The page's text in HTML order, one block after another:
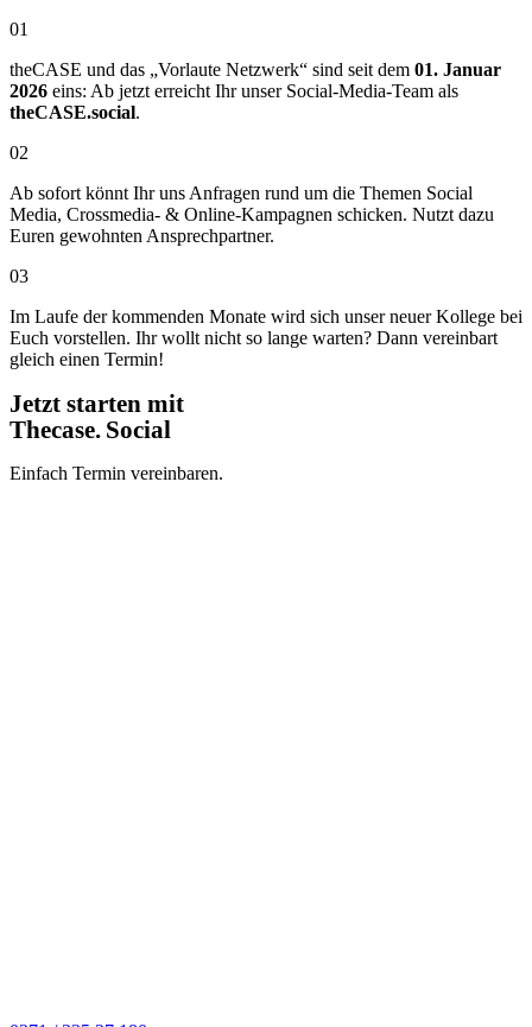
01
theCASE und das „Vorlaute Netzwerk“ sind seit dem 01. Januar
2026 eins: Ab jetzt erreicht Ihr unser Social-Media-Team als
theCASE.social.
02
Ab sofort könnt Ihr uns Anfragen rund um die Themen Social
Media, Crossmedia- & Online-Kampagnen schicken. Nutzt dazu
Euren gewohnten Ansprechpartner.
03
Im Laufe der kommenden Monate wird sich unser neuer Kollege bei
Euch vorstellen. Ihr wollt nicht so lange warten? Dann vereinbart
gleich einen Termin!
Jetzt starten mit
Thecase. Social
Einfach Termin vereinbaren.